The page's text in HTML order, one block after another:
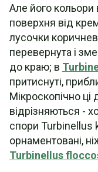
Але його кольори
поверхня від
лусочки
перевернута і
до краю; в
притиснуті,
Мікроскопічно
відрізняються -
спори Turbinellus
орнаментовані,
Turbinellus